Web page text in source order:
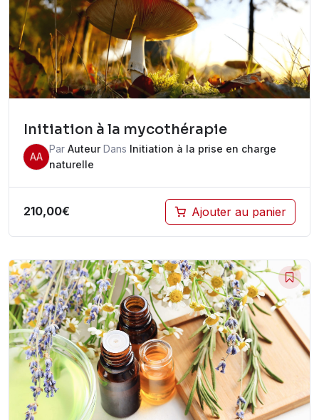
Initiation à la mycothérapie
AA
Par AuteurDans Initiation à la prise en charge
naturelle
210,00€ Ajouter au panier